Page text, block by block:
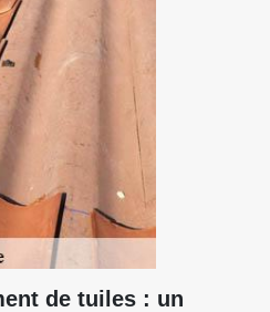
de tuiles : un